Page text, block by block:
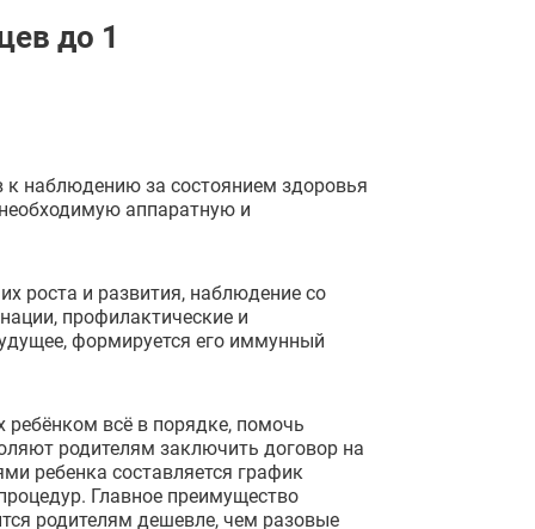
до 1
к наблюдению за состоянием здоровья
аппаратную и
роста и развития, наблюдение со
профилактические и
формируется его иммунный
всё в порядке, помочь
родителям заключить договор на
ребенка составляется график
Главное преимущество
родителям дешевле, чем разовые